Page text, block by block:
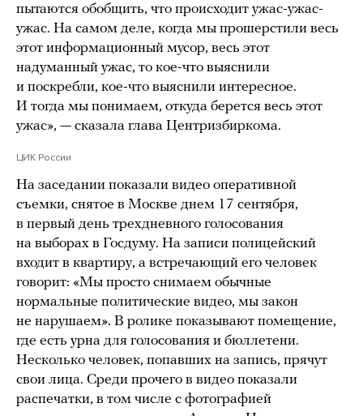
пытаются обобщить, что происходит ужас-ужас-
ужас. На самом деле, когда мы прошерстили весь
этот информационный мусор, весь этот
надуманный ужас, то кое-что выяснили
и поскребли, кое-что выяснили интересное.
И тогда мы понимаем, откуда берется весь этот
ужас», — сказала глава Центризбиркома.
ЦИК России
На заседании показали видео оперативной
съемки, снятое в Москве днем 17 сентября,
в первый день трехдневного голосования
на выборах в Госдуму. На записи полицейский
входит в квартиру, а встречающий его человек
говорит: «Мы просто снимаем обычные
нормальные политические видео, мы закон
не нарушаем». В ролике показывают помещение,
где есть урна для голосования и бюллетени.
Несколько человек, попавших на запись, прячут
свои лица. Среди прочего в видео показали
распечатки, в том числе с фотографией